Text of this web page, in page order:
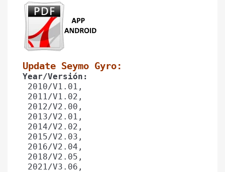
Update Seymo Gyro:
Year/Versión:
2010/V1.01,
2011/V1.02,
2012/V2.00,
2013/V2.01,
2014/V2.02,
2015/V2.03,
2016/V2.04,
2018/V2.05,
2021/V3.06,